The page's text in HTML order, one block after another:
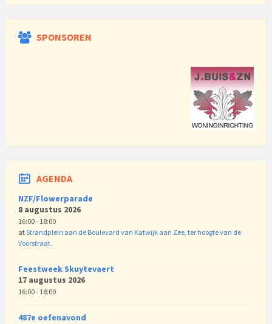
SPONSOREN
AGENDA
NZF/Flowerparade
8 augustus 2026
16:00 - 18:00
atStrandplein aan de Boulevard van Katwijk aan Zee, ter hoogte van de
Voorstraat.
Feestweek Skuytevaert
17 augustus 2026
16:00 - 18:00
487e oefenavond